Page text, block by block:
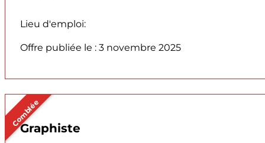
Lieu d'emploi:
Offre publiée le : 3 novembre 2025
Comblée
Graphiste